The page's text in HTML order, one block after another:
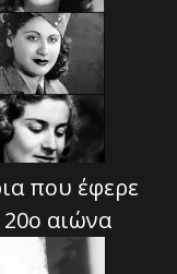
που έφερε
αιώνα